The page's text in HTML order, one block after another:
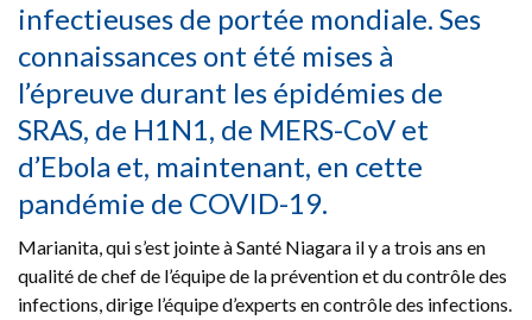
infectieuses de portée mondiale. Ses
connaissances ont été mises à
l’épreuve durant les épidémies de
SRAS, de H1N1, de MERS-CoV et
d’Ebola et, maintenant, en cette
pandémie de COVID-19.
Marianita, qui s’est jointe à Santé Niagara il y a trois ans en
qualité de chef de l’équipe de la prévention et du contrôle des
infections, dirige l’équipe d’experts en contrôle des infections.